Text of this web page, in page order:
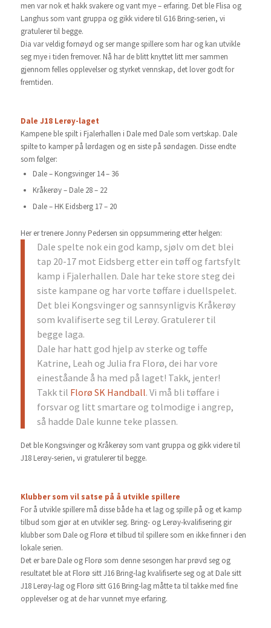
men var nok et hakk svakere og vant mye – erfaring. Det ble Flisa og
Langhus som vant gruppa og gikk videre til G16 Bring-serien, vi
gratulerer til begge.
Dia var veldig fornøyd og ser mange spillere som har og kan utvikle
seg mye i tiden fremover. Nå har de blitt knyttet litt mer sammen
gjennom felles opplevelser og styrket vennskap, det lover godt for
fremtiden.
Dale J18 Lerøy-laget
Kampene ble spilt i Fjalerhallen i Dale med Dale som vertskap. Dale
spilte to kamper på lørdagen og en siste på søndagen. Disse endte
som følger:
Dale – Kongsvinger 14 – 36
Kråkerøy – Dale 28 – 22
Dale – HK Eidsberg 17 – 20
Her er trenere Jonny Pedersen sin oppsummering etter helgen:
Dale spelte nok ein god kamp, sjølv om det blei
tap 20-17 mot Eidsberg etter ein tøff og fartsfylt
kamp i Fjalerhallen. Dale har teke store steg dei
siste kampane og har vorte tøffare i duellspelet.
Det blei Kongsvinger og sannsynligvis Kråkerøy
som kvalifiserte seg til Lerøy. Gratulerer til
begge laga.
Dale har hatt god hjelp av sterke og tøffe
Katrine, Leah og Julia fra Florø, dei har vore
eineståande å ha med på laget! Takk, jenter!
Takk til Florø SK Handball. Vi må bli tøffare i
forsvar og litt smartare og tolmodige i angrep,
så hadde Dale kunne teke plassen.
Det ble Kongsvinger og Kråkerøy som vant gruppa og gikk videre til
J18 Lerøy-serien, vi gratulerer til begge.
Klubber som vil satse på å utvikle spillere
For å utvikle spillere må disse både ha et lag og spille på og et kamp
tilbud som gjør at en utvikler seg. Bring- og Lerøy-kvalifisering gir
klubber som Dale og Florø et tilbud til spillere som en ikke finner i den
lokale serien.
Det er bare Dale og Florø som denne sesongen har prøvd seg og
resultatet ble at Florø sitt J16 Bring-lag kvalifiserte seg og at Dale sitt
J18 Lerøy-lag og Florø sitt G16 Bring-lag måtte ta til takke med fine
opplevelser og at de har vunnet mye erfaring.